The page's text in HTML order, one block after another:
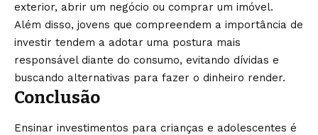
exterior, abrir um negócio ou comprar um imóvel.
Além disso, jovens que compreendem a importância de
investir tendem a adotar uma postura mais
responsável diante do consumo, evitando dívidas e
buscando alternativas para fazer o dinheiro render.
Conclusão
Ensinar investimentos para crianças e adolescentes é